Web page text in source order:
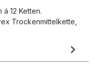
12 Ketten.
Trockenmittelkette,